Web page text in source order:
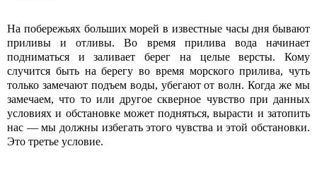
На побережьях больших морей в известные часы дня бывают
приливы и отливы. Во время прилива вода начинает
подниматься и заливает берег на целые версты. Кому
случится быть на берегу во время морского прилива, чуть
только замечают подъем воды, убегают от волн. Когда же мы
замечаем, что то или другое скверное чувство при данных
условиях и обстановке может подняться, вырасти и затопить
нас — мы должны избегать этого чувства и этой обстановки.
Это третье условие.